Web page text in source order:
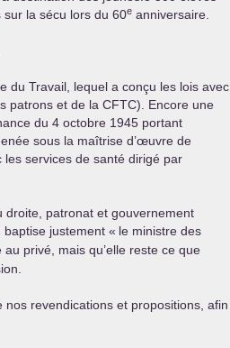
sur la sécu lors du 60e anniversaire.
du Travail, lequel a conçu les lois avec
patrons et de la CFTC). Encore une
du 4 octobre 1945 portant
sous la maîtrise d’œuvre de
les services de santé dirigé par
droite, patronat et gouvernement
justement « le ministre des
privé, mais qu’elle reste ce que
revendications et propositions, afin